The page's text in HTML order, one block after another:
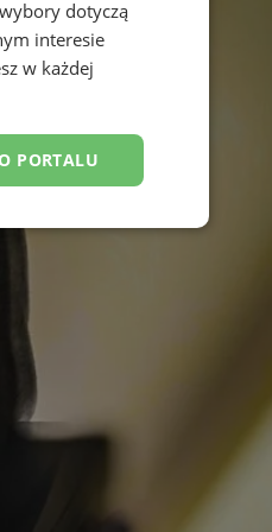
dotyczą
interesie
w każdej
PORTALU
użytkownika i